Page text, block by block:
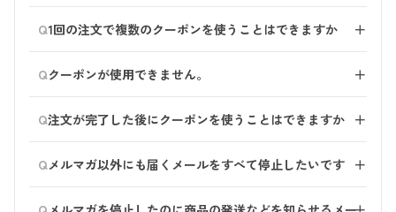
は変更となる場合がございます。
最新情報はご注文時に同梱しているお買上伝票の裏面、
または後払い業務を委託している GMOペイメント株式
会社のホームページをご確認ください。
イディ）をご利用いただけます。
URL：https://haru-shop.jp/shop/pages/order/
Q1回の注文で複数のクーポンを使うことはできますか
＋
1回のご注文につき、1枚ご利用いただけます。
Qクーポンが使用できません。
＋
有効期限を過ぎると無効となるため、表示されません。
Q注文が完了した後にクーポンを使うことはできますか ＋
ません。ご了承くださいませ。
Qメルマガ以外にも届くメールをすべて停止したいです ＋